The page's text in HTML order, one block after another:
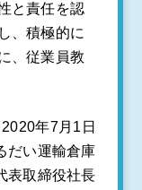
と責任を認
、積極的に
、従業員教
2020年7月1日
だい運輸倉庫
表取締役社長